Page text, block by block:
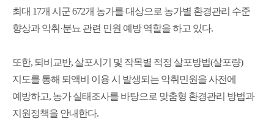
최대 17개 시군 672개 농가를 대상으로 농가별 환경관리 수준
향상과 악취·분뇨 관련 민원 예방 역할을 하고 있다.
또한, 퇴비교반, 살포시기 및 작목별 적정 살포방법(살포량)
지도를 통해 퇴액비 이용 시 발생되는 악취민원을 사전에
예방하고, 농가 실태조사를 바탕으로 맞춤형 환경관리 방법과
지원정책을 안내한다.